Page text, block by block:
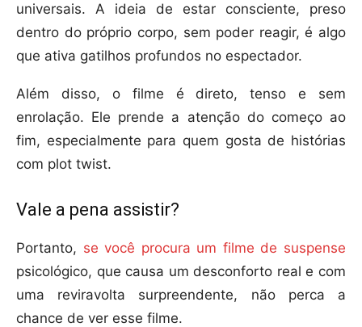
universais. A ideia de estar consciente, preso
dentro do próprio corpo, sem poder reagir, é algo
que ativa gatilhos profundos no espectador.
Além disso, o filme é direto, tenso e sem
enrolação. Ele prende a atenção do começo ao
fim, especialmente para quem gosta de histórias
com plot twist.
Vale a pena assistir?
Portanto, se você procura um filme de suspense
psicológico, que causa um desconforto real e com
uma reviravolta surpreendente, não perca a
chance de ver esse filme.